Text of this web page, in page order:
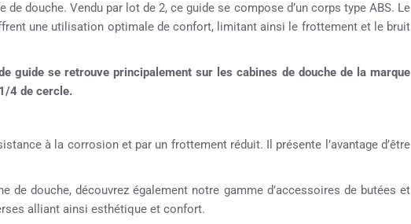
douche. Vendu par lot de 2, ce guide se compose d’un corps type ABS. Le
une utilisation optimale de confort, limitant ainsi le frottement et le bruit
guide se retrouve principalement sur les cabines de douche de la marque
1/4 de cercle.
à la corrosion et par un frottement réduit. Il présente l’avantage d’être
de douche, découvrez également notre gamme d’accessoires de butées et
alliant ainsi esthétique et confort.